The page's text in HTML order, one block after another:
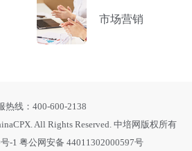
市场营销
热线：400-600-2138
All Rights Reserved. 中培网版权所有
-1 粤公网安备 44011302000597号